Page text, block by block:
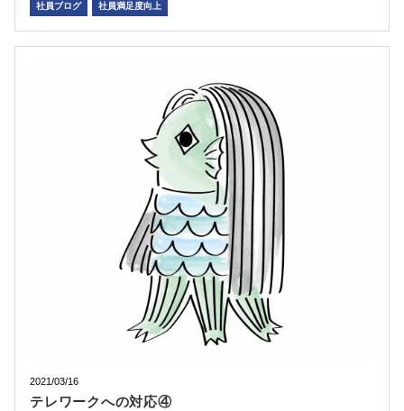
社員ブログ 社員満足度向上
2021/03/16
テレワークへの対応④